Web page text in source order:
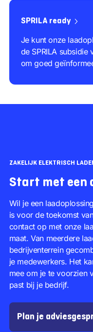
SPRILA ready
Je kunt onze
de SPRILA
om goed
ZAKELIJK ELEKTRISCH
Start met een
Wil je een
is voor de toekomst
contact op met onze
maat. Van meerdere
bedrijventerrein
je medewerkers. Het
mee om je te voorzien
past bij je bedrijf.
Plan je